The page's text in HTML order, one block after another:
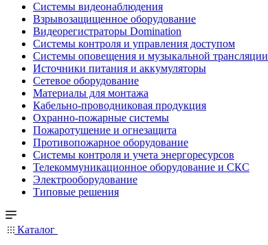
Системы видеонаблюдения
Взрывозащищенное оборудование
Видеорегистраторы Domination
Системы контроля и управления доступом
Системы оповещения и музыкальной трансляции
Источники питания и аккумуляторы
Сетевое оборудование
Материалы для монтажа
Кабельно-проводниковая продукция
Охранно-пожарные системы
Пожаротушение и огнезащита
Противопожарное оборудование
Системы контроля и учета энергоресурсов
Телекоммуникационное оборудование и СКС
Электрооборудование
Типовые решения
Каталог